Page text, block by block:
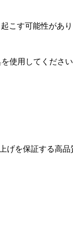
こす可能性が
使用してください
げを保証する高品